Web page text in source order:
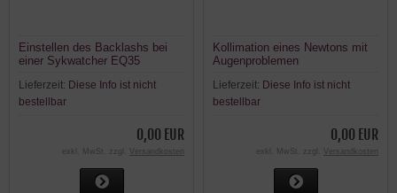
Einstellen des Backlashs bei
einer Sykwatcher EQ35
Lieferzeit: Diese Info ist nicht
bestellbar
0,00 EUR
exkl. MwSt. zzgl. Versandkosten
Kollimation eines Newtons mit
Augenproblemen
Lieferzeit: Diese Info ist nicht
bestellbar
0,00 EUR
exkl. MwSt. zzgl. Versandkosten